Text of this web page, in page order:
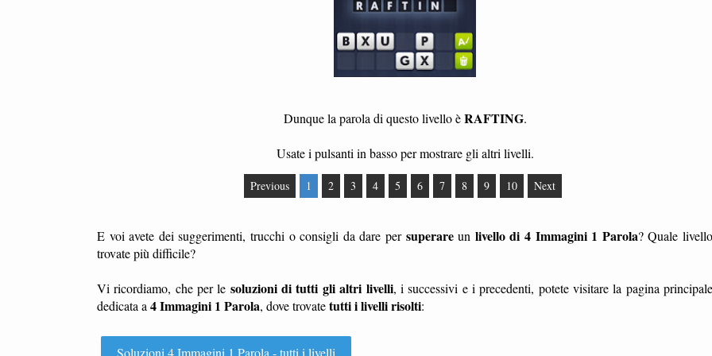
Dunque la parola di questo livello èRAFTING.
Usate i pulsanti in basso per mostrare gli altri livelli.
Previous 1 2 3 4 5 6 7 8 9 10 Next
E voi avete dei suggerimenti, trucchi o consigli da dare per superareun livello di 4 Immagini 1 Parola? Quale
trovate più difficile?
Vi ricordiamo, che per le soluzioni di tutti gli altri livelli, i successivi e i precedenti, potete visitare la pagina principale
dedicata a4 Immagini 1 Parola, dove trovatetutti i livelli risolti: